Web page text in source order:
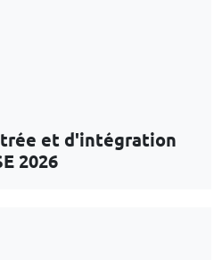
et d'intégration
2026